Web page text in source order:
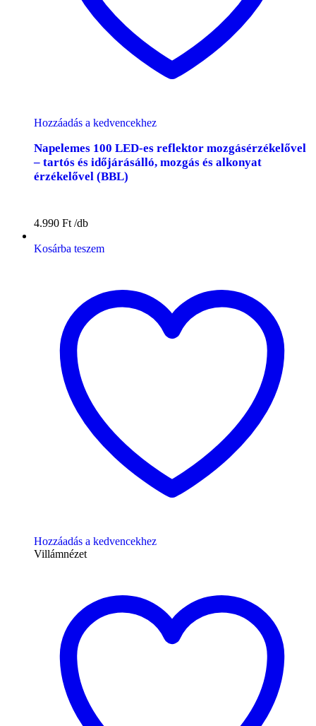
Hozzáadás a kedvencekhez
Napelemes 100 LED-es reflektor mozgásérzékelővel
– tartós és időjárásálló, mozgás és alkonyat
érzékelővel (BBL)
4.990 Ft
Kosárba teszem
Hozzáadás a kedvencekhez
Villámnézet